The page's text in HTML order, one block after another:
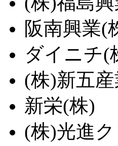
阪南興業(
ダイニチ(
(株)新五
新栄(株)
(株)光進